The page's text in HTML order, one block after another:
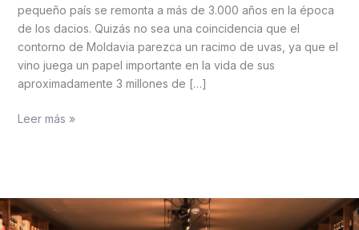
pequeño país se remonta a más de 3.000 años en la época
de los dacios. Quizás no sea una coincidencia que el
contorno de Moldavia parezca un racimo de uvas, ya que el
vino juega un papel importante en la vida de sus
aproximadamente 3 millones de […]
Leer más »